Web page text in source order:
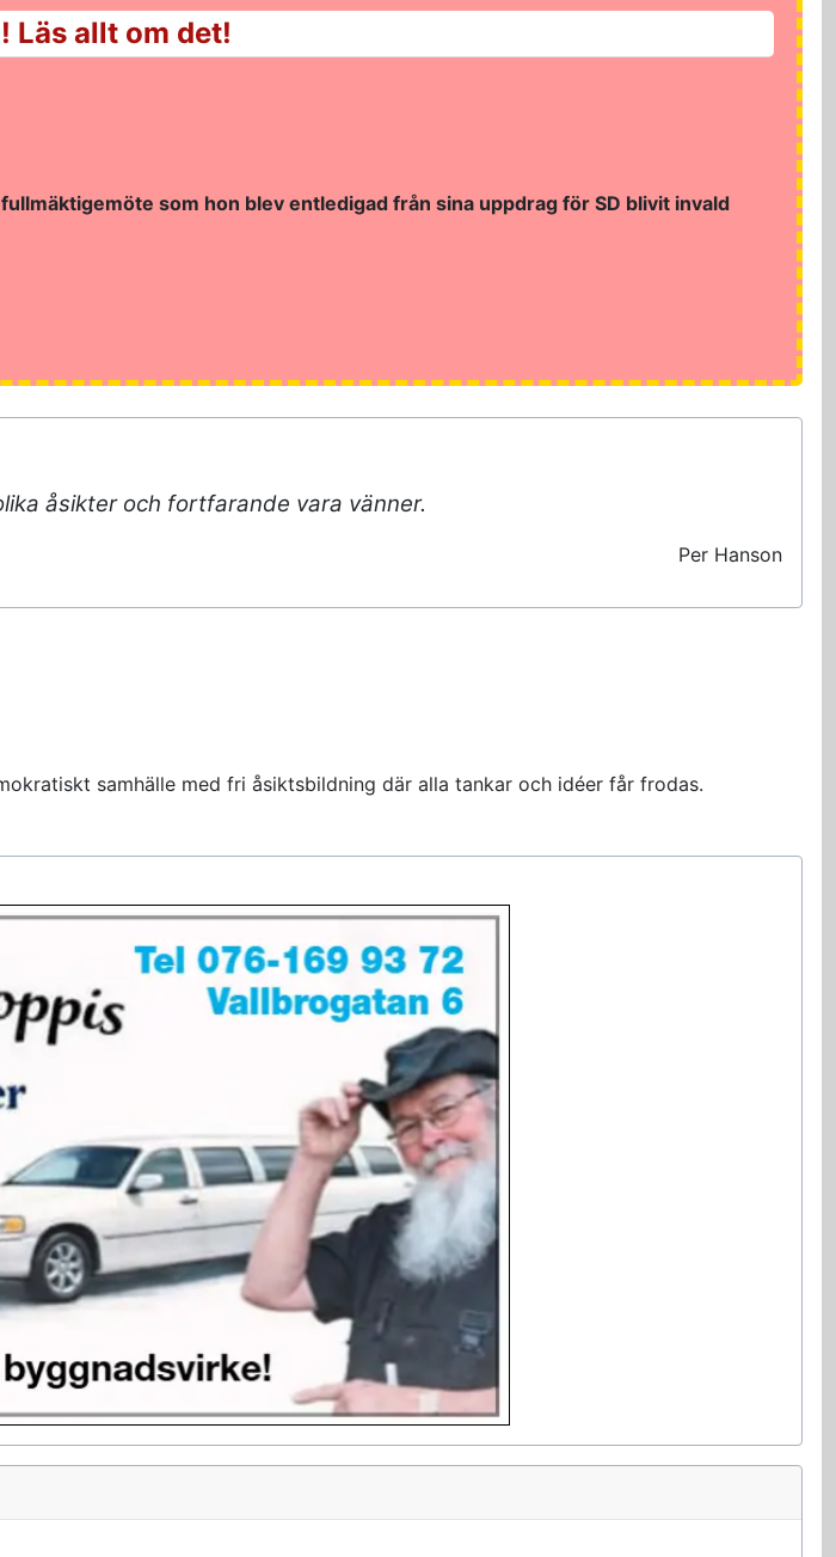
Läs allt om det!
som hon blev entledigad från sina uppdrag för SD blivit invald
åsikter och fortfarande vara vänner.
Per Hanson
samhälle med fri åsiktsbildning där alla tankar och idéer får frodas.